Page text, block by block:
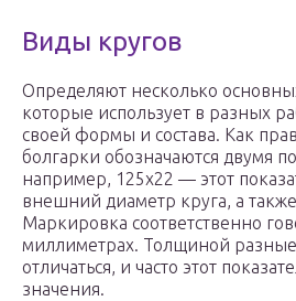
Виды кругов
Определяют несколько
которые использует в разных
своей формы и состава. Как
болгарки обозначаются двумя
например, 125х22 — этот
внешний диаметр круга, а
Маркировка соответственно
миллиметрах. Толщиной
отличаться, и часто этот
значения.